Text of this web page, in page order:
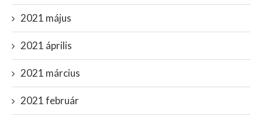
2021 május
2021 április
2021 március
2021 február